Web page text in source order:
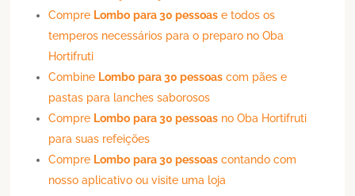
Compre Lombo para 30 pessoas e todos os
temperos necessários para o preparo no Oba
Hortifruti
Combine Lombo para 30 pessoas com pães e
pastas para lanches saborosos
Compre Lombo para 30 pessoas no Oba Hortifruti
para suas refeições
Compre Lombo para 30 pessoas contando com
nosso aplicativo ou visite uma loja